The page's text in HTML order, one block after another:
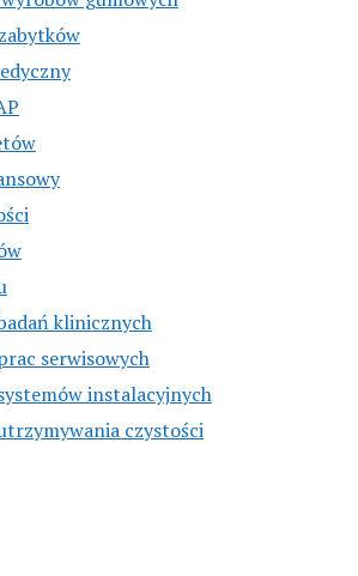
klinicznych
serwisowych
instalacyjnych
czystości